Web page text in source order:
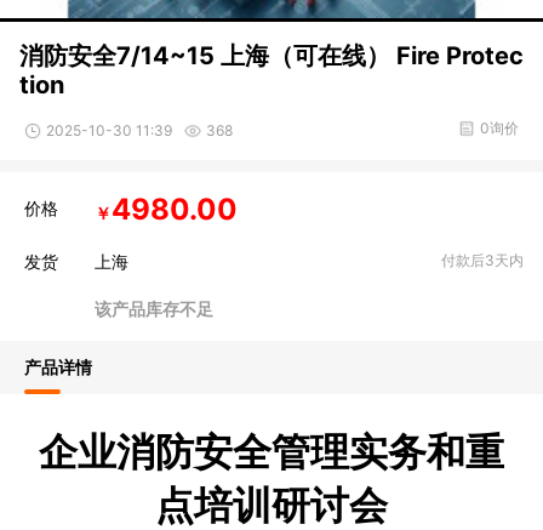
消防安全7/14~15 上海（可在线） Fire Protec
tion
2025-10-30 11:39 368 0询价
价格 ￥4980.00
发货 上海 付款后3天内
该产品库存不足
产品详情
企业消防安全管理实务和重
点培训研讨会